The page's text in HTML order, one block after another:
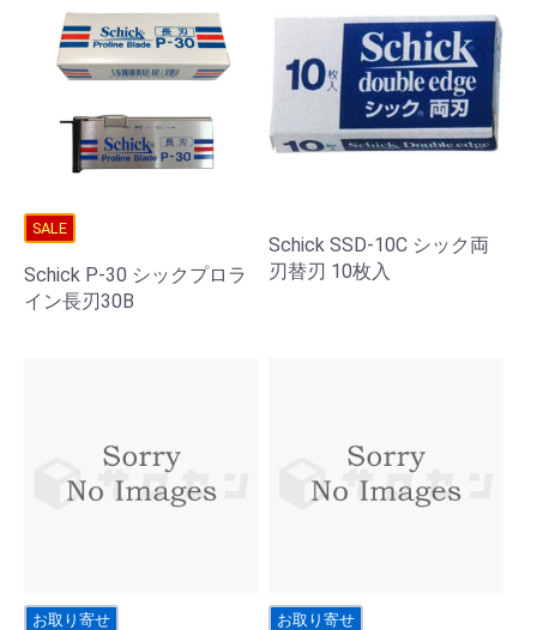
SALE
Schick P-30 シックプロラ
イン長刃30B
Schick SSD-10C シック両
刃替刃 10枚入
お取り寄せ お取り寄せ